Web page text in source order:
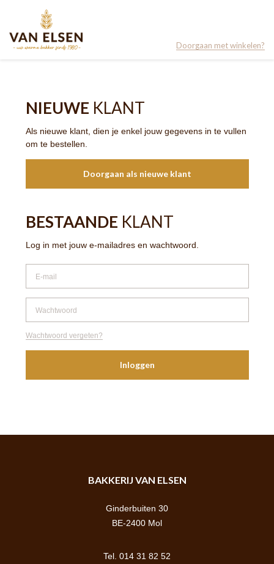
Doorgaan met winkelen?
BESTAANDE KLANT
Log in met jouw e-mailadres en wachtwoord.
Wachtwoord vergeten?
Inloggen
NIEUWE KLANT
Als nieuwe klant, dien je enkel jouw gegevens in te vullen
om te bestellen.
Doorgaan als nieuwe klant
BAKKERIJ VAN ELSEN
Ginderbuiten 30
BE-2400 Mol
Tel. 014 31 82 52